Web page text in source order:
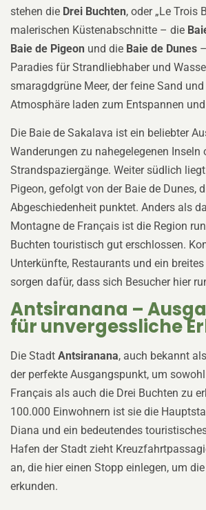
stehen die Drei Buchten, oder „Le Trois
malerischen Küstenabschnitte – die
Baie de Pigeon und die Baie de Dunes
Paradies für Strandliebhaber und
smaragdgrüne Meer, der feine Sand
Atmosphäre laden zum Entspannen
Die Baie de Sakalava ist ein beliebter
Wanderungen zu nahegelegenen Inseln
Strandspaziergänge. Weiter südlich
Pigeon, gefolgt von der Baie de Dunes,
Abgeschiedenheit punktet. Anders als
Montagne de Français ist die Region
Buchten touristisch gut erschlossen.
Unterkünfte, Restaurants und ein
sorgen dafür, dass sich Besucher hier
Antsiranana –
für unvergessliche
Die Stadt Antsiranana, auch bekannt
der perfekte Ausgangspunkt, um
Français als auch die Drei Buchten zu
100.000 Einwohnern ist sie die
Diana und ein bedeutendes
Hafen der Stadt zieht
an, die hier einen Stopp einlegen, um
erkunden.